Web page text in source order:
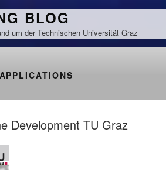
BLOG
um der Technischen Universität Graz
APPLICATIONS
Development TU Graz